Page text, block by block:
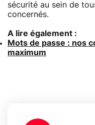
sécurité au sein de
concernés.
A lire également :
Mots de passe : nos
maximum